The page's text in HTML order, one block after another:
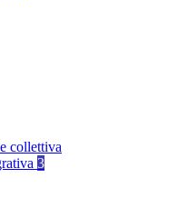
collettiva
3